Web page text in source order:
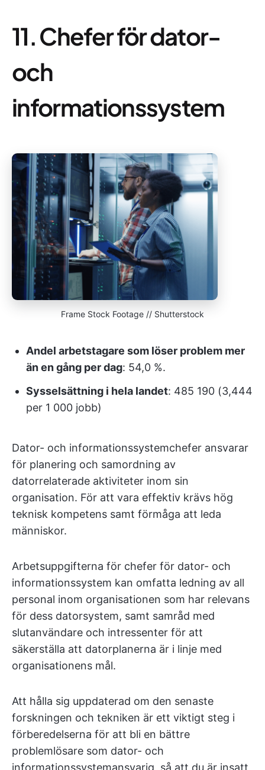
11. Chefer för dator-
och
informationssystem
Frame Stock Footage // Shutterstock
Andel arbetstagare som löser problem mer
än en gång per dag: 54,0 %.
Sysselsättning i hela landet: 485 190 (3,444
per 1 000 jobb)
Dator- och informationssystemchefer ansvarar
för planering och samordning av
datorrelaterade aktiviteter inom sin
organisation. För att vara effektiv krävs hög
teknisk kompetens samt förmåga att leda
människor.
Arbetsuppgifterna för chefer för dator- och
informationssystem kan omfatta ledning av all
personal inom organisationen som har relevans
för dess datorsystem, samt samråd med
slutanvändare och intressenter för att
säkerställa att datorplanerna är i linje med
organisationens mål.
Att hålla sig uppdaterad om den senaste
forskningen och tekniken är ett viktigt steg i
förberedelserna för att bli en bättre
problemlösare som dator- och
informationssystemansvarig, så att du är insatt